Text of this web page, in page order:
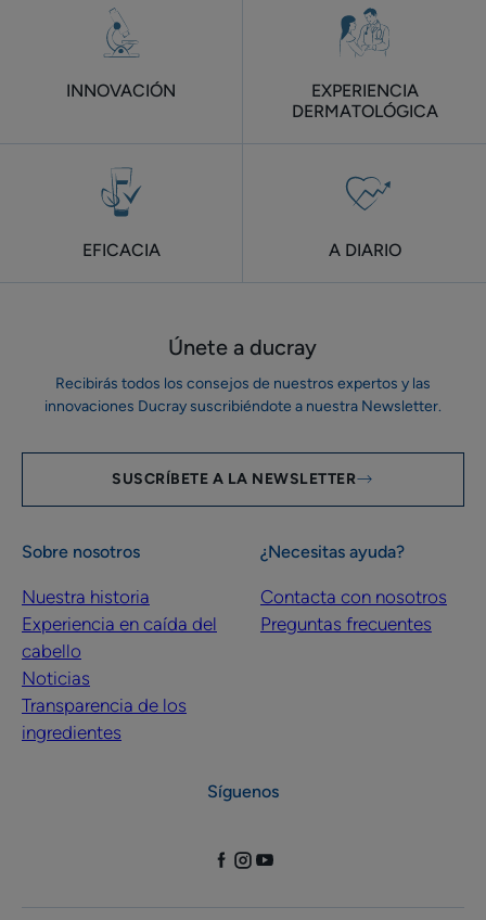
INNOVACIÓN
EXPERIENCIA
DERMATOLÓGICA
EFICACIA A DIARIO
Únete a ducray
Recibirás todos los consejos de nuestros expertos y las
innovaciones Ducray suscribiéndote a nuestra Newsletter.
SUSCRÍBETE A LA NEWSLETTER
Sobre nosotros
Nuestra historia
Experiencia en caída del
cabello
Noticias
Transparencia de los
ingredientes
¿Necesitas ayuda?
Contacta con nosotros
Preguntas frecuentes
Síguenos